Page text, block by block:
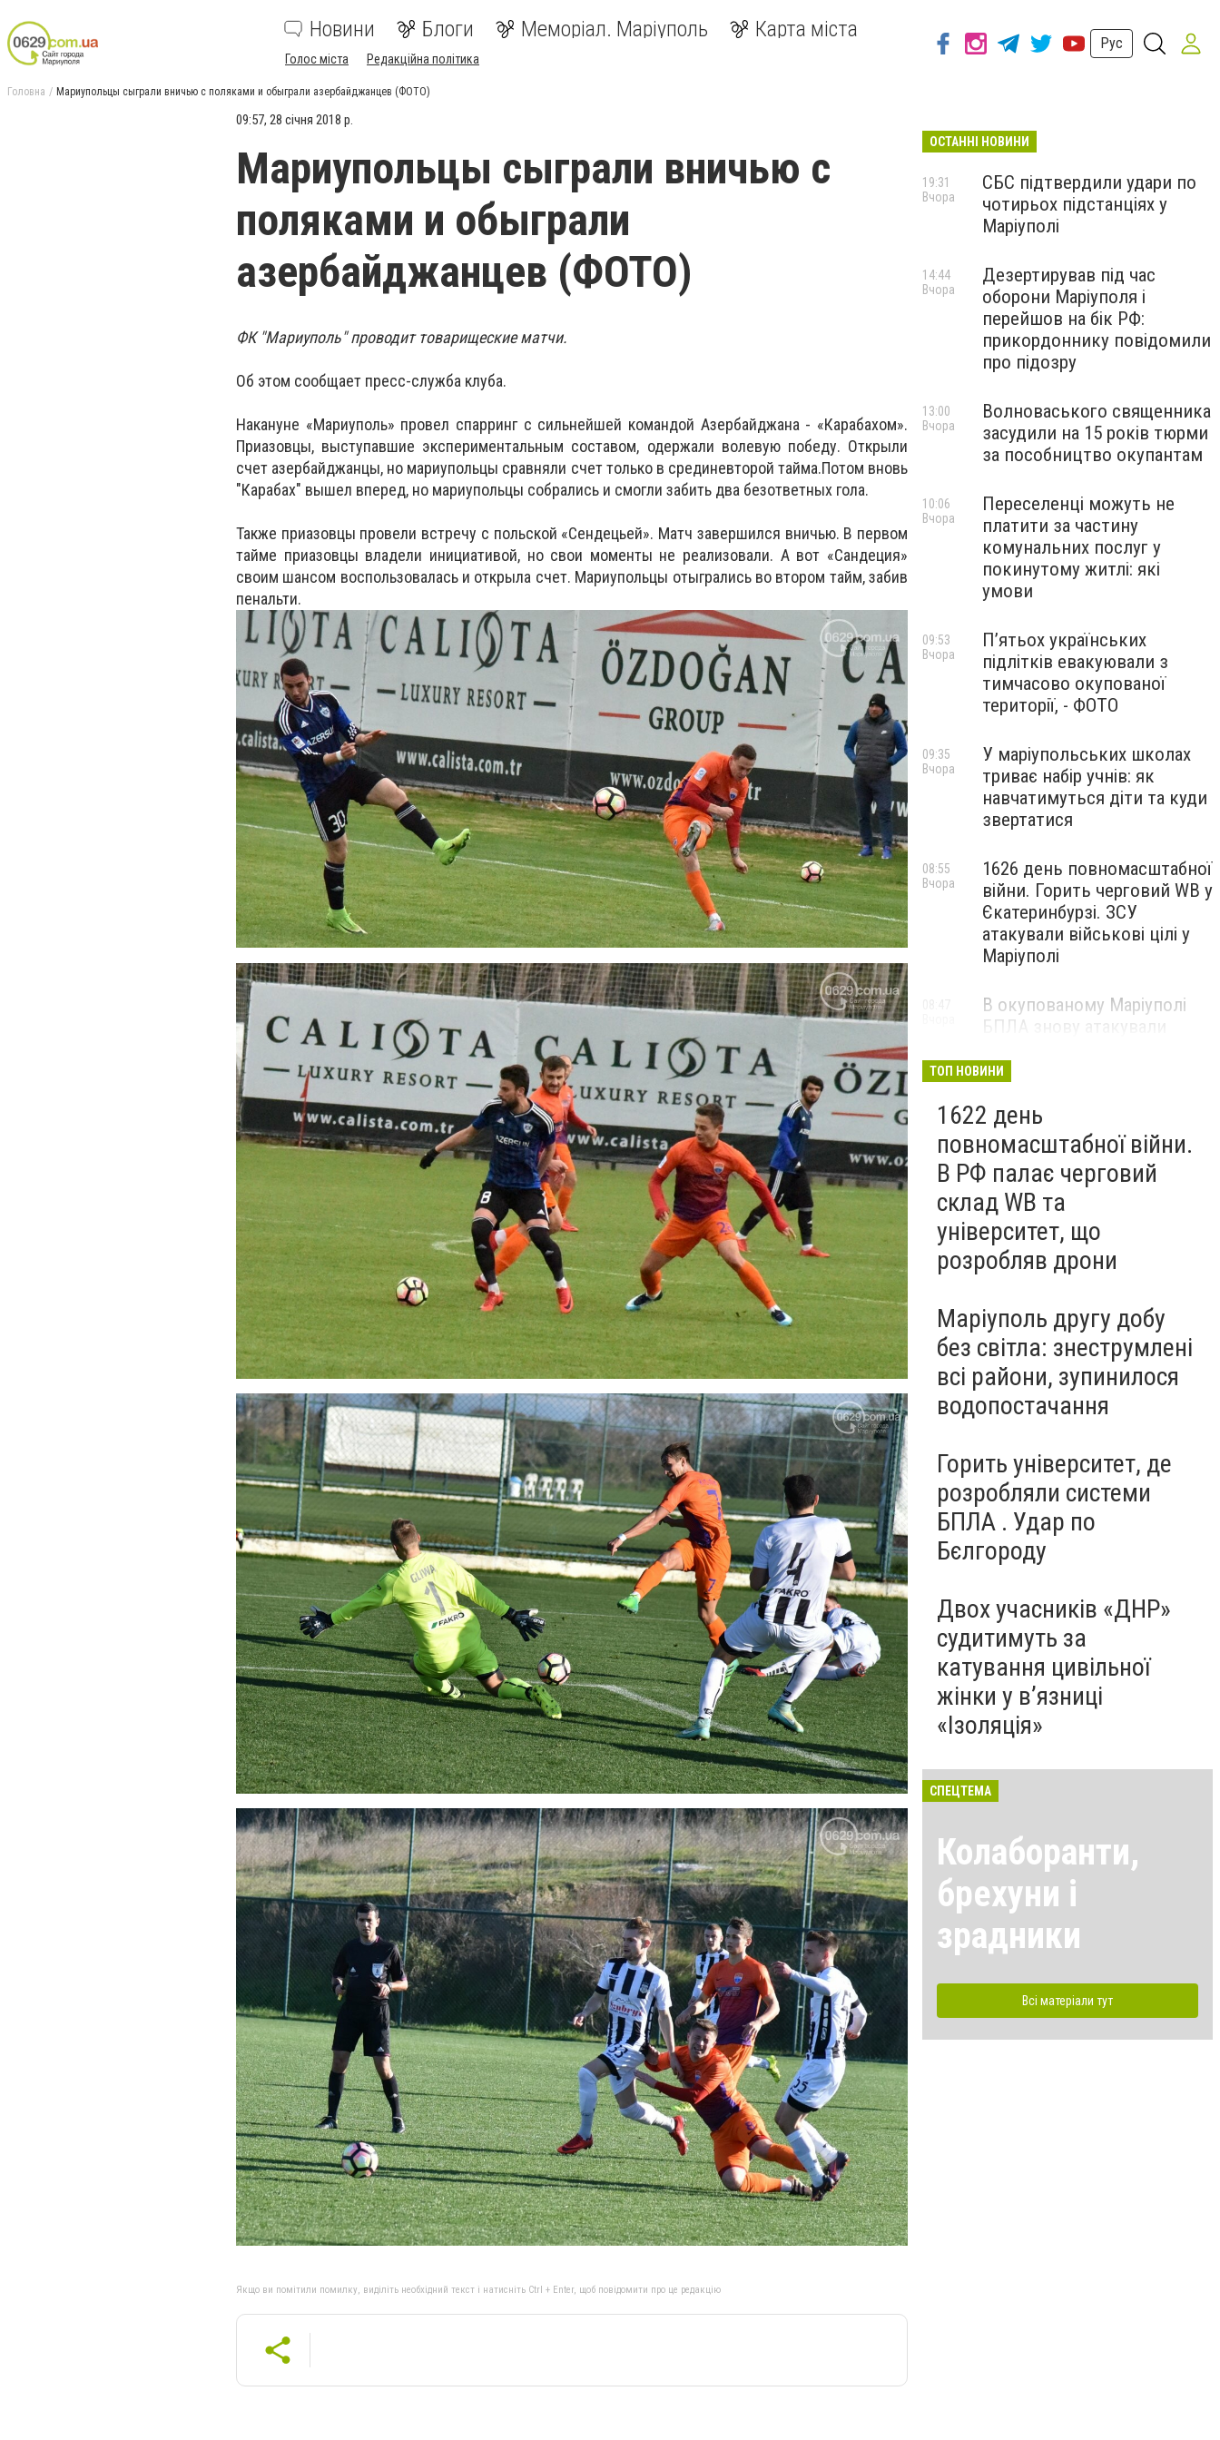
Новини Блоги Меморіал. Маріуполь Карта міста
Голос міста Редакційна політика
Рус
Головна Мариупольцы сыграли вничью с поляками и обыграли азербайджанцев (ФОТО)
09:57, 28 січня 2018 р.
Мариупольцы сыграли вничью с
поляками и обыграли
азербайджанцев (ФОТО)
ФК "Мариуполь" проводит товарищеские матчи.
Об этом сообщает пресс-служба клуба.
Накануне «Мариуполь» провел спарринг с сильнейшей командой Азербайджана - «Карабахом».
Приазовцы, выступавшие экспериментальным составом, одержали волевую победу. Открыли
счет азербайджанцы, но мариупольцы сравняли счет только в срединевторой тайма.Потом вновь
"Карабах" вышел вперед, но мариупольцы собрались и смогли забить два безответных гола.
Также приазовцы провели встречу с польской «Сендецьей». Матч завершился вничью. В первом
тайме приазовцы владели инициативой, но свои моменты не реализовали. А вот «Сандеция»
своим шансом воспользовалась и открыла счет. Мариупольцы отыгрались во втором тайм, забив
пенальти.
Якщо ви помітили помилку, виділіть необхідний текст і натисніть Ctrl + Enter, щоб повідомити про це редакцію
ОСТАННІ НОВИНИ
СБС підтвердили удари по
чотирьох підстанціях у
Маріуполі
19:31
Вчора
Дезертирував під час
оборони Маріуполя і
перейшов на бік РФ:
прикордоннику повідомили
про підозру
14:44
Вчора
Волноваського священника
засудили на 15 років тюрми
за пособництво окупантам
13:00
Вчора
Переселенці можуть не
платити за частину
комунальних послуг у
покинутому житлі: які
умови
10:06
Вчора
П’ятьох українських
підлітків евакуювали з
тимчасово окупованої
території, - ФОТО
09:53
Вчора
У маріупольських школах
триває набір учнів: як
навчатимуться діти та куди
звертатися
09:35
Вчора
1626 день повномасштабної
війни. Горить черговий WB у
Єкатеринбурзі. ЗСУ
атакували військові цілі у
Маріуполі
08:55
Вчора
В окупованому Маріуполі
БПЛА знову атакували
— ВІДЕО
ТОП НОВИНИ
1622 день
повномасштабної війни.
В РФ палає черговий
склад WB та
університет, що
розробляв дрони
Маріуполь другу добу
без світла: знеструмлені
всі райони, зупинилося
водопостачання
Горить університет, де
розробляли системи
БПЛА . Удар по
Бєлгороду
Двох учасників «ДНР»
судитимуть за
катування цивільної
жінки у в’язниці
«Ізоляція»
СПЕЦТЕМА
Колаборанти,
брехуни і
зрадники
Всі матеріали тут